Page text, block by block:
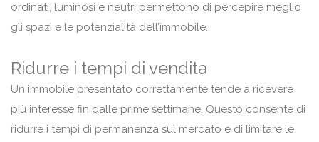
ordinati, luminosi e neutri permettono di percepire meglio
gli spazi e le potenzialità dell’immobile.
Ridurre i tempi di vendita
Un immobile presentato correttamente tende a ricevere
più interesse fin dalle prime settimane. Questo consente di
ridurre i tempi di permanenza sul mercato e di limitare le